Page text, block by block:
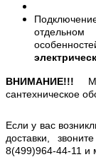
ВНИМАНИЕ!!!
сантехническое
Если у вас
доставки,
8(499)964-44-11 и